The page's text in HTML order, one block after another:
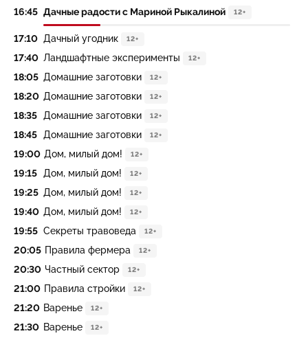
16:45 Дачные радости с Мариной Рыкалиной 12+
17:10 Дачный yгодник 12+
17:40 Ландшафтные эксперименты 12+
18:05 Домашние заготовки 12+
18:20 Домашние заготовки 12+
18:35 Домашние заготовки 12+
18:45 Домашние заготовки 12+
19:00 Дом, милый дом! 12+
19:15 Дом, милый дом! 12+
19:25 Дом, милый дом! 12+
19:40 Дом, милый дом! 12+
19:55 Секреты травоведа 12+
20:05 Правила фермера 12+
20:30 Частный сeктoр 12+
21:00 Правила стройки 12+
21:20 Варенье 12+
21:30 Варенье 12+